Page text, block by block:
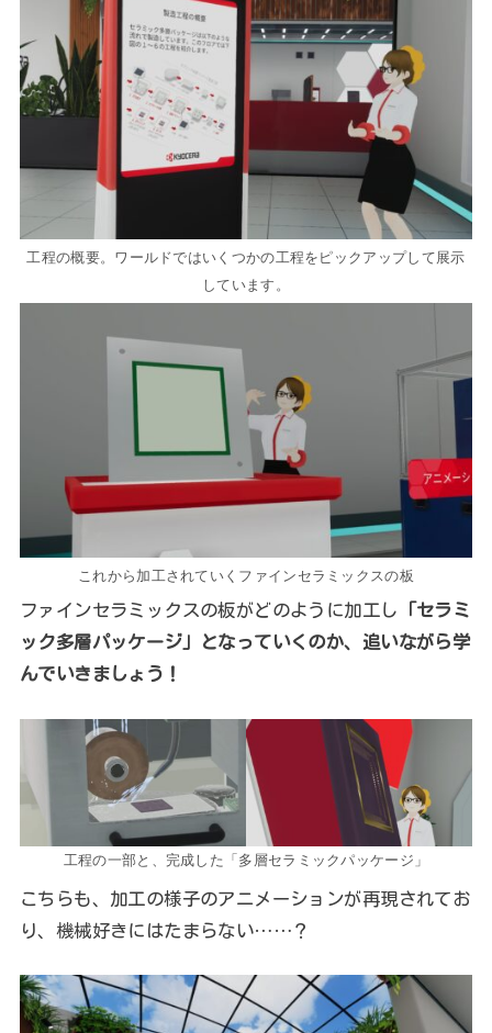
工程の概要。ワールドではいくつかの工程をピックアップして展示
しています。
これから加工されていくファインセラミックスの板
ファインセラミックスの板がどのように加工し 「セラミ
ック多層パッケージ」となっていくのか、追いながら学
んでいきましょう！
工程の一部と、完成した「多層セラミックパッケージ」
こちらも、加工の様子のアニメーションが再現されてお
り、機械好きにはたまらない……？